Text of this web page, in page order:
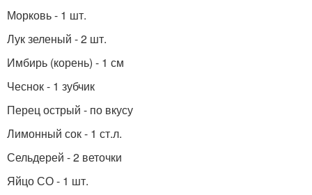
Морковь - 1 шт.
Лук зеленый - 2 шт.
Имбирь (корень) - 1 см
Чеснок - 1 зубчик
Перец острый - по вкусу
Лимонный сок - 1 ст.л.
Сельдерей - 2 веточки
Яйцо СО - 1 шт.